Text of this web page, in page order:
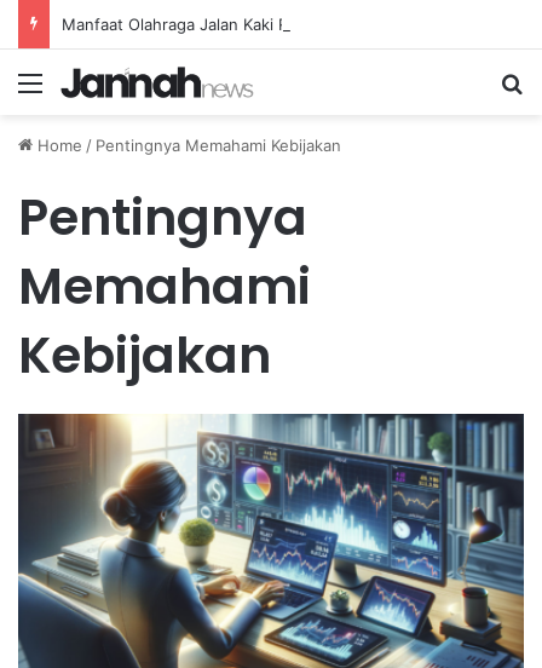
Menu
Home / Pentingnya Memahami Kebijakan
Pentingnya
Memahami
Kebijakan